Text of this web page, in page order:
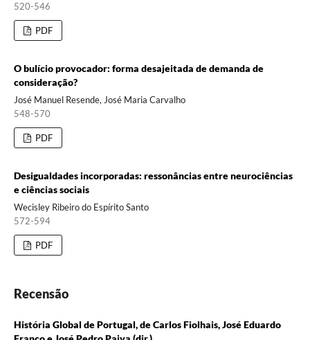
520-546
PDF
O bulício provocador: forma desajeitada de demanda de
consideração?
José Manuel Resende, José Maria Carvalho
548-570
PDF
Desigualdades incorporadas: ressonâncias entre neurociências
e ciências sociais
Wecisley Ribeiro do Espírito Santo
572-594
PDF
Recensão
História Global de Portugal, de Carlos Fiolhais, José Eduardo